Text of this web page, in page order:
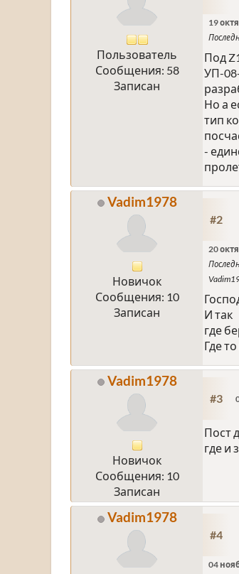
Пользователь
Сообщения: 58
Записан
19
Под
УП-
Но а
тип
-
Vadim1978
Новичок
Сообщения: 10
Записан
#2
20
И так
где
Где
Vadim1978
Новичок
Сообщения: 10
Записан
#3
Пост
где и
Vadim1978
#4
04